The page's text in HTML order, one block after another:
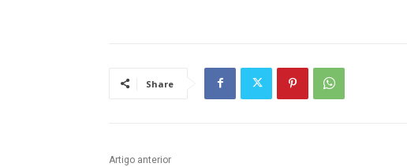
Share
Artigo anterior